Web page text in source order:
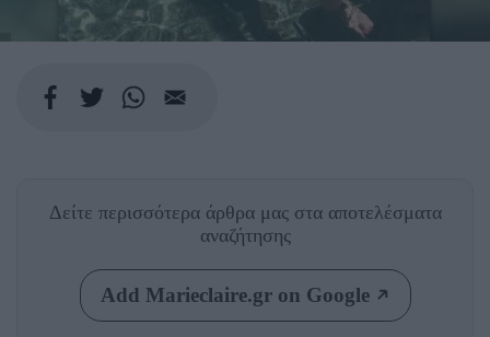
Δείτε περισσότερα άρθρα μας στα αποτελέσματα
αναζήτησης
Add Marieclaire.gr on Google